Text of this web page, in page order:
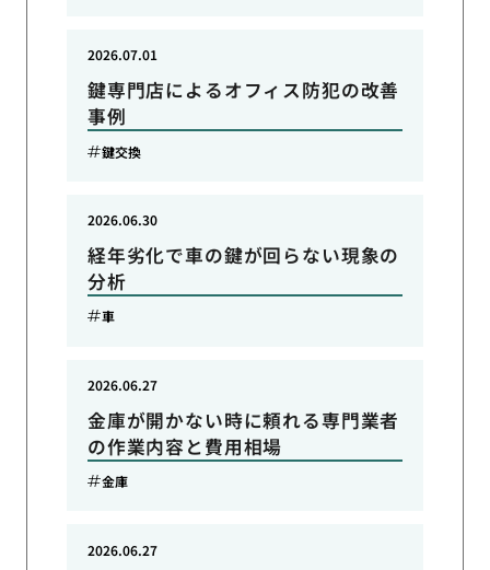
鍵専門店によるオフィス防犯の改善
事例
2026.07.01
鍵交換
経年劣化で車の鍵が回らない現象の
分析
2026.06.30
車
金庫が開かない時に頼れる専門業者
の作業内容と費用相場
2026.06.27
金庫
2026.06.27